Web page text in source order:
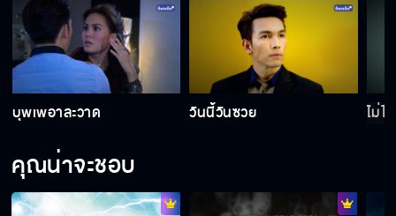
ผมจะเอาใจช่วยนะครับ
บุพเพอาละวาด วันนี้วันซวย ไม่ไ
คุณน่าจะชอบ